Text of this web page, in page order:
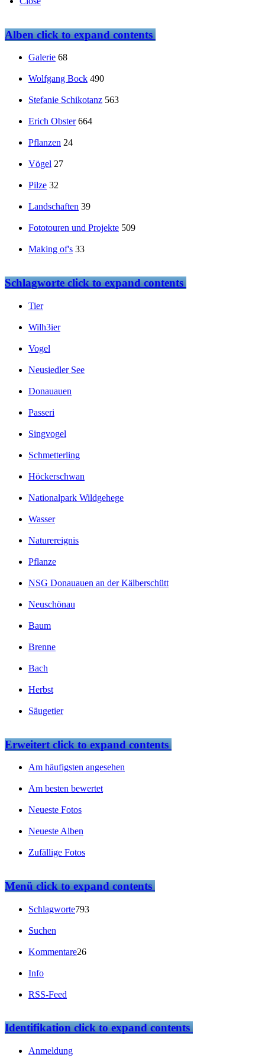
Albenclick to expand contents
Galerie 68
Wolfgang Bock 490
Stefanie Schikotanz 563
Erich Obster 664
Pflanzen 24
Vögel 27
Pilze 32
Landschaften 39
Fototouren und Projekte 509
Making of's 33
Schlagworteclick to expand contents
Tier
Wilh3ier
Vogel
Neusiedler See
Donauauen
Passeri
Singvogel
Schmetterling
Höckerschwan
Nationalpark Wildgehege
Wasser
Naturereignis
Pflanze
NSG Donauauen an der Kälberschütt
Neuschönau
Baum
Brenne
Bach
Herbst
Säugetier
Erweitertclick to expand contents
Am häufigsten angesehen
Am besten bewertet
Neueste Fotos
Neueste Alben
Zufällige Fotos
Menüclick to expand contents
Schlagworte793
Suchen
Kommentare26
Info
RSS-Feed
Identifikationclick to expand contents
Anmeldung